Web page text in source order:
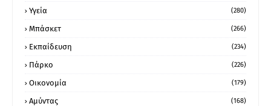
Υγεία (280)
Μπάσκετ (266)
Εκπαίδευση (234)
Πάρκο (226)
Οικονομία (179)
Αμύντας (168)